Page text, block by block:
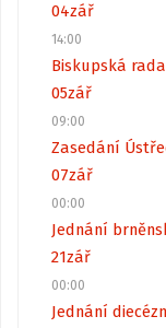
04zář
14:00
Biskupská rada
05zář
09:00
Zasedání
07zář
00:00
Jednání
21zář
00:00
Jednání